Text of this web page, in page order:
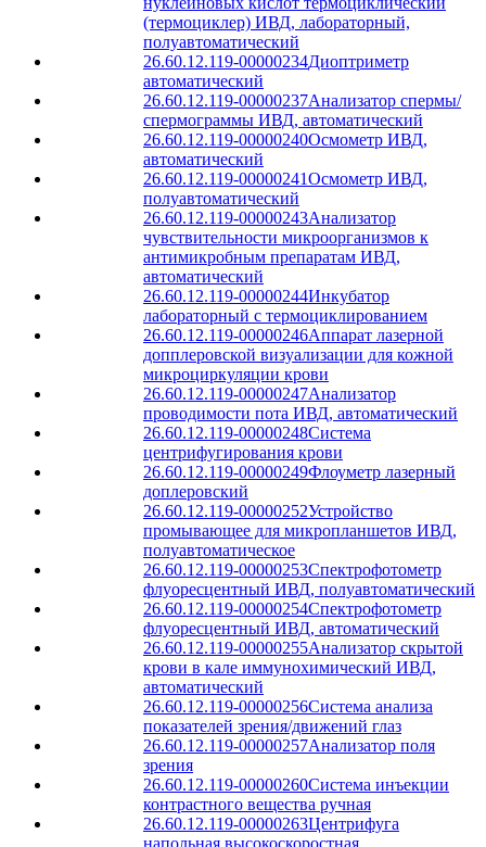
(термоциклер) ИВД, лабораторный,
полуавтоматический
26.60.12.119-00000234Диоптриметр
автоматический
26.60.12.119-00000237Анализатор спермы/
спермограммы ИВД, автоматический
26.60.12.119-00000240Осмометр ИВД,
автоматический
26.60.12.119-00000241Осмометр ИВД,
полуавтоматический
26.60.12.119-00000243Анализатор
чувствительности микроорганизмов к
антимикробным препаратам ИВД,
автоматический
26.60.12.119-00000244Инкубатор
лабораторный с термоциклированием
26.60.12.119-00000246Аппарат лазерной
допплеровской визуализации для кожной
микроциркуляции крови
26.60.12.119-00000247Анализатор
проводимости пота ИВД, автоматический
26.60.12.119-00000248Система
центрифугирования крови
26.60.12.119-00000249Флоуметр лазерный
доплеровский
26.60.12.119-00000252Устройство
промывающее для микропланшетов ИВД,
полуавтоматическое
26.60.12.119-00000253Спектрофотометр
флуоресцентный ИВД, полуавтоматический
26.60.12.119-00000254Спектрофотометр
флуоресцентный ИВД, автоматический
26.60.12.119-00000255Анализатор скрытой
крови в кале иммунохимический ИВД,
автоматический
26.60.12.119-00000256Система анализа
показателей зрения/движений глаз
26.60.12.119-00000257Анализатор поля
зрения
26.60.12.119-00000260Система инъекции
контрастного вещества ручная
26.60.12.119-00000263Центрифуга
напольная высокоскоростная